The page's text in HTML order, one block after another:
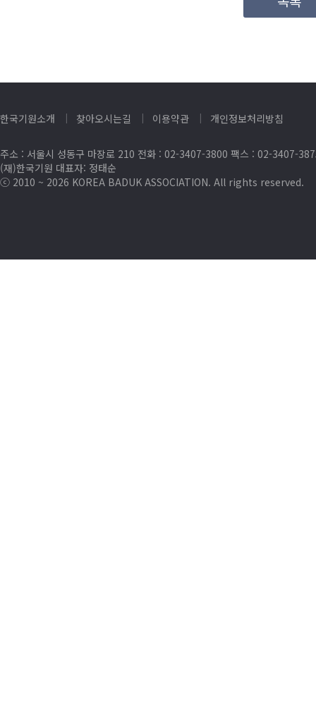
한국기원소개 찾아오시는길 이용약관 개인정보처리방침
주소 : 서울시 성동구 마장로 210 전화 : 02-3407-3800 팩스 : 02-3407-
(재)한국기원 대표자: 정태순
ⓒ 2010 ~ 2026 KOREA BADUK ASSOCIATION. All rights reserved.